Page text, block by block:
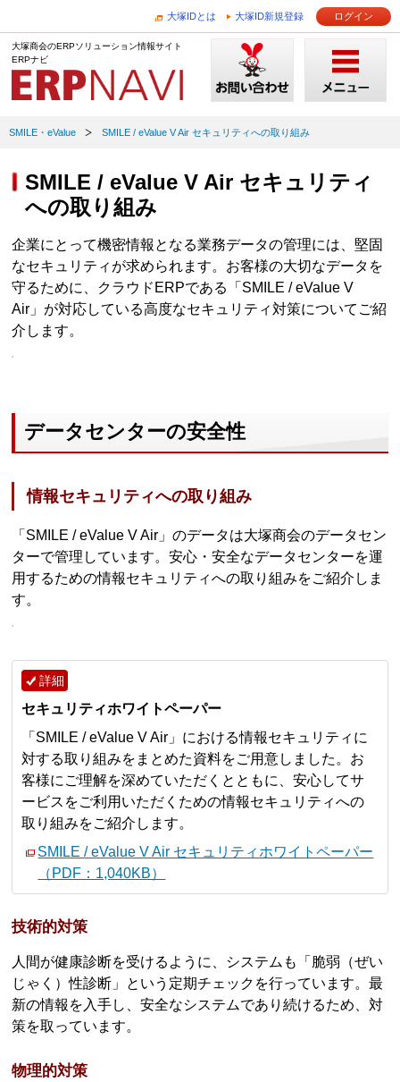
大塚IDとは 大塚ID新規登録 ログイン
大塚商会のERPソリューション情報サイト
ERPナビ
SMILE・eValue SMILE / eValue V Air セキュリティへの取り組み
SMILE / eValue V Air セキュリティ
への取り組み
企業にとって機密情報となる業務データの管理には、堅固
なセキュリティが求められます。お客様の大切なデータを
守るために、クラウドERPである「SMILE / eValue V
Air」が対応している高度なセキュリティ対策についてご紹
介します。
データセンターの安全性
情報セキュリティへの取り組み
「SMILE / eValue V Air」のデータは大塚商会のデータセン
ターで管理しています。安心・安全なデータセンターを運
用するための情報セキュリティへの取り組みをご紹介しま
す。
詳細
セキュリティホワイトペーパー
「SMILE / eValue V Air」における情報セキュリティに
対する取り組みをまとめた資料をご用意しました。お
客様にご理解を深めていただくとともに、安心してサ
ービスをご利用いただくための情報セキュリティへの
取り組みをご紹介します。
SMILE / eValue V Air セキュリティホワイトペーパー
（PDF：1,040KB）
技術的対策
人間が健康診断を受けるように、システムも「脆弱（ぜい
じゃく）性診断」という定期チェックを行っています。最
新の情報を入手し、安全なシステムであり続けるため、対
策を取っています。
物理的対策